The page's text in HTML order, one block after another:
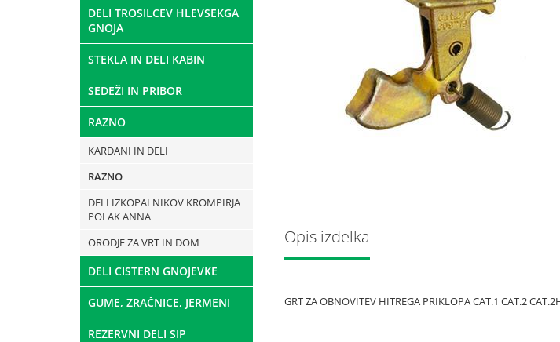
DELI TROSILCEV HLEVSEKGA
GNOJA
STEKLA IN DELI KABIN
SEDEŽI IN PRIBOR
RAZNO
KARDANI IN DELI
RAZNO
DELI IZKOPALNIKOV KROMPIRJA
POLAK ANNA
ORODJE ZA VRT IN DOM
DELI CISTERN GNOJEVKE
GUME, ZRAČNICE, JERMENI
REZERVNI DELI SIP
Opis izdelka
GRT ZA OBNOVITEV HITREGA PRIKLOPA CAT.1 CAT.2